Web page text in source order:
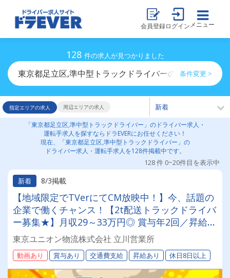
会員登録ログイン メニュー
128 件の求人が見つかりました
東京都足立区,準中型トラックドライバーのドライバー求
条件変更 >
指定エリアの求人 周辺エリアの求人
「東京都足立区,準中型トラックドライバー」のドライバー求人・
運転手求人を探すならドラEVERにお任せください！
現在、「東京都足立区,準中型トラックドライバー」の
ドライバー求人・運転手求人を128件掲載中です。
128 件 0~20件目を表示中
新着
8/3掲載
【地域限定でTVerにてCM放映中！】今、話題の
企業で働くチャンス！【2t配送トラックドライバ
ー募集★】月収29～33万円◎ 賞与年2回／昇給有
／福利厚生充実／仕事量安定／未経験歓迎◎【年
間休日113日以上】連休もあり◎プライベート充
実可◎ 「安心・安全」で働く。東京ユニオン物
流でドライバーライフを送りませんか？
東京ユニオン物流株式会社 立川営業所
動画あり 賞与あり 交通費支給 昇給あり 休日8日以上